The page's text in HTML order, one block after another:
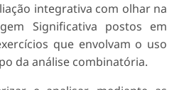
integrativa com olhar na
Significativa postos em
que envolvam o uso
da análise combinatória.